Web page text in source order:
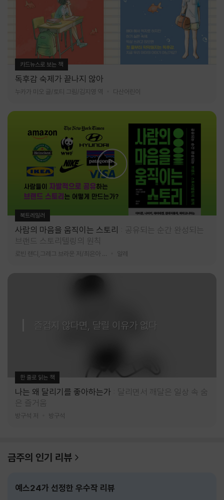
카드뉴스로 보는 책
독후감 숙제가 끝나지 않아
누카가 미오 글/토티 그림/김지영 역 다산어린이
북트레일러
사람의 마음을 움직이는 스토리
공유되는 순간 완성되는
브랜드 스토리텔링의 원칙
알레
즐겁지 않다면, 달릴 이유가 없다
한 줄로 읽는 책
나는 왜 달리기를 좋아하는가
달리면서 깨달은 일상 속 숨
은 즐거움
방구석 저 방구석
금주의 인기 리뷰
예스24가 선정한 우수작 리뷰